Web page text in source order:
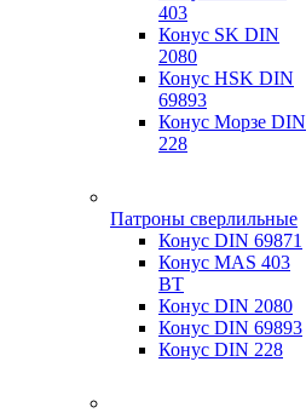
403
Конус SK DIN
2080
Конус HSK DIN
69893
Конус Морзе DIN
228
Патроны сверлильные
Конус DIN 69871
Конус MAS 403
BT
Конус DIN 2080
Конус DIN 69893
Конус DIN 228